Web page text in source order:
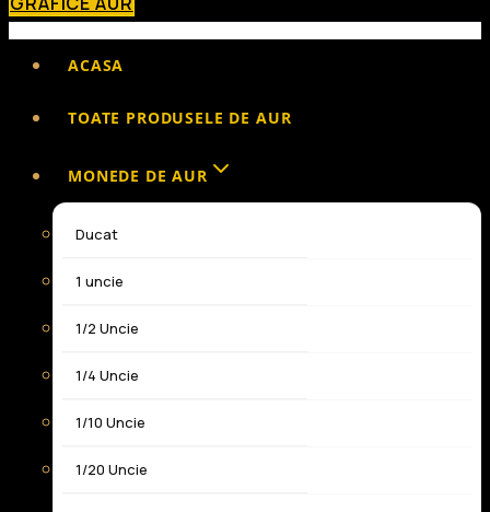
ACASA
TOATE PRODUSELE DE AUR
MONEDE DE AUR
Ducat
1 uncie
1/2 Uncie
1/4 Uncie
1/10 Uncie
1/20 Uncie